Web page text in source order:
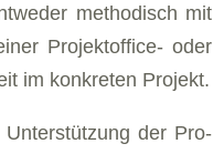
me­tho­disch mit
Pro­jekt­of­fice- oder
im kon­kre­ten Pro­jekt.
Un­ter­stüt­zung der Pro­